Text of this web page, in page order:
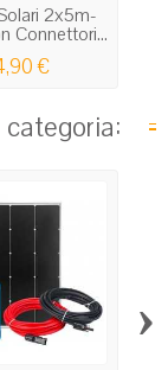
2x5m-
Connettori...
€
›